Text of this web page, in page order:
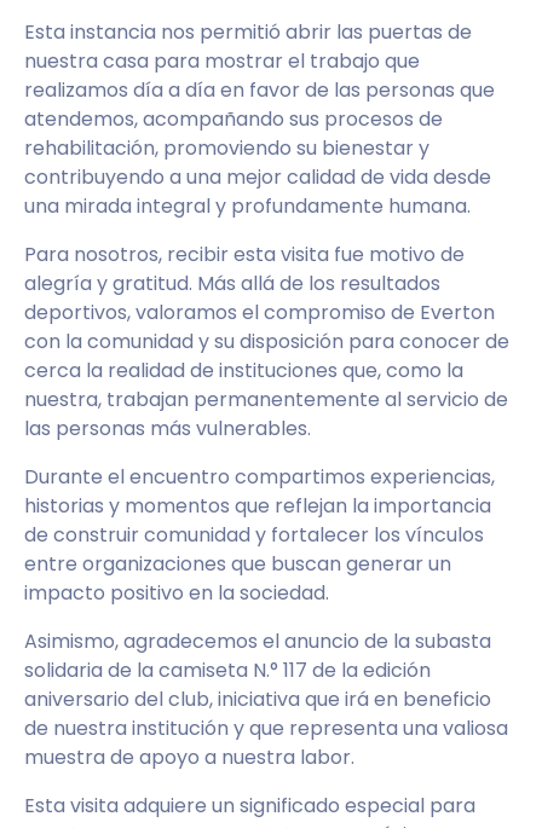
Esta instancia nos permitió abrir las puertas de
nuestra casa para mostrar el trabajo que
realizamos día a día en favor de las personas que
atendemos, acompañando sus procesos de
rehabilitación, promoviendo su bienestar y
contribuyendo a una mejor calidad de vida desde
una mirada integral y profundamente humana.
Para nosotros, recibir esta visita fue motivo de
alegría y gratitud. Más allá de los resultados
deportivos, valoramos el compromiso de Everton
con la comunidad y su disposición para conocer de
cerca la realidad de instituciones que, como la
nuestra, trabajan permanentemente al servicio de
las personas más vulnerables.
Durante el encuentro compartimos experiencias,
historias y momentos que reflejan la importancia
de construir comunidad y fortalecer los vínculos
entre organizaciones que buscan generar un
impacto positivo en la sociedad.
Asimismo, agradecemos el anuncio de la subasta
solidaria de la camiseta N.° 117 de la edición
aniversario del club, iniciativa que irá en beneficio
de nuestra institución y que representa una valiosa
muestra de apoyo a nuestra labor.
Esta visita adquiere un significado especial para